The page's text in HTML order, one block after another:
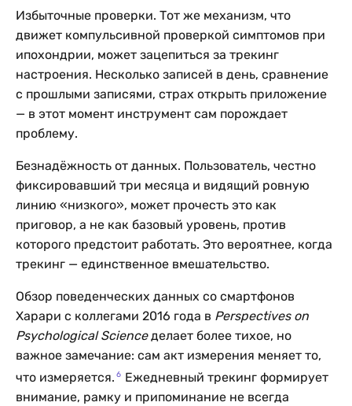
Избыточные проверки. Тот же механизм, что
движет компульсивной проверкой симптомов при
ипохондрии, может зацепиться за трекинг
настроения. Несколько записей в день, сравнение
с прошлыми записями, страх открыть приложение
— в этот момент инструмент сам порождает
проблему.
Безнадёжность от данных. Пользователь, честно
фиксировавший три месяца и видящий ровную
линию «низкого», может прочесть это как
приговор, а не как базовый уровень, против
которого предстоит работать. Это вероятнее, когда
трекинг — единственное вмешательство.
Обзор поведенческих данных со смартфонов
Харари с коллегами 2016 года в Perspectives on
Psychological Scienceделает более тихое, но
важное замечание: сам акт измерения меняет то,
что измеряется. 6 Ежедневный трекинг формирует
внимание, рамку и припоминание не всегда